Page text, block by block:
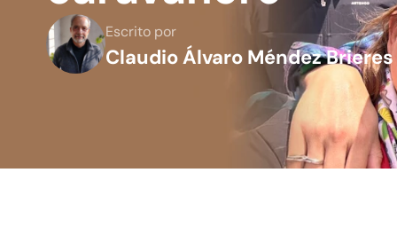
Escrito por
Claudio Álvaro Méndez Brieres